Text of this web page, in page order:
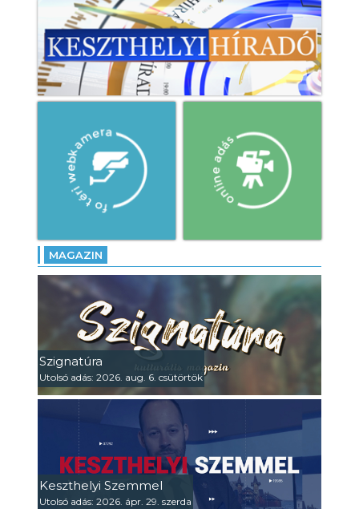
MAGAZIN
Szignatúra
Utolsó adás: 2026. aug. 6. csütörtök
Keszthelyi Szemmel
Utolsó adás: 2026. ápr. 29. szerda